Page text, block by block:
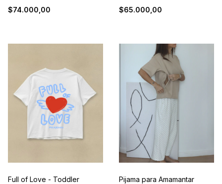
$74.000,00
$65.000,00
Full of Love - Toddler
Pijama para Amamantar